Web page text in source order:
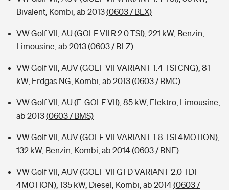
Bivalent, Kombi, ab 2013(0603 / BLX)
VW Golf VII, AU (GOLF VII R 2.0 TSI), 221 kW, Benzin,
Limousine, ab 2013(0603 / BLZ)
VW Golf VII, AUV (GOLF VII VARIANT 1.4 TSI CNG), 81
kW, Erdgas NG, Kombi, ab 2013(0603 / BMC)
VW Golf VII, AU (E-GOLF VII), 85 kW, Elektro, Limousine,
ab 2013(0603 / BMS)
VW Golf VII, AUV (GOLF VII VARIANT 1.8 TSI 4MOTION),
132 kW, Benzin, Kombi, ab 2014(0603 / BNE)
VW Golf VII, AUV (GOLF VII GTD VARIANT 2.0 TDI
4MOTION), 135 kW, Diesel, Kombi, ab 2014(0603 /